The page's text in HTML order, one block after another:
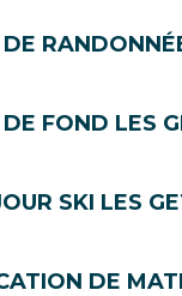
DE
DE FOND LES
SKI LES
DE
les jours